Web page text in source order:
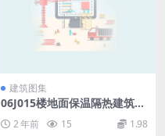
建筑图集
06J015楼地面保温隔热建筑构
造(四)(挤塑聚苯板保温隔热).r
ar 2 年前 15 1.98